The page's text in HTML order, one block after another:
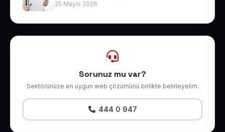
25 Mayıs 2026
Sorunuz mu var?
Sektörünüze en uygun web çözümünü birlikte belirleyelim.
444 0 947